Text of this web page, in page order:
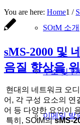
SOtM 소개
주소 및 연
이메일 발
You are here: Home1 /
sMS-2000 및
음질 향상을
현대의 네트워크 오
어, 각 구성 요소의 연
어 등 다양한 요인이
특히, SOtM의sMS-